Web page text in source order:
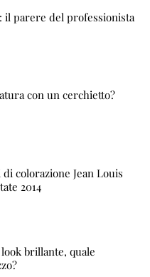
il parere del professionista
con un cerchietto?
colorazione Jean Louis
2014
brillante, quale